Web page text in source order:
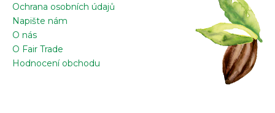
Ochrana osobních údajů
Napište nám
O nás
O Fair Trade
Hodnocení obchodu